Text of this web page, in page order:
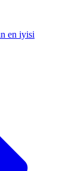
en iyisi